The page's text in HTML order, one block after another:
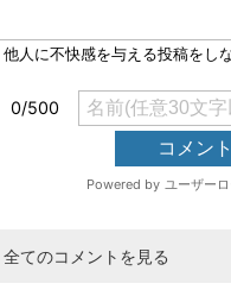
全てのコメントを見る